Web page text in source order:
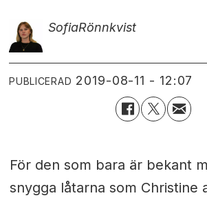
SofiaRönnkvist
PUBLICERAD 2019-08-11 - 12:07
För den som bara är bekant
snygga låtarna som Christine